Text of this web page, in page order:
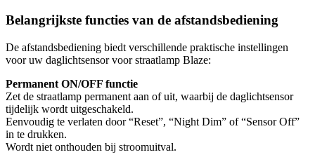
Belangrijkste functies van de afstandsbediening
De afstandsbediening biedt verschillende praktische instellingen
voor uw daglichtsensor voor straatlamp Blaze:
Permanent ON/OFF functie
Zet de straatlamp permanent aan of uit, waarbij de daglichtsensor
tijdelijk wordt uitgeschakeld.
Eenvoudig te verlaten door “Reset”, “Night Dim” of “Sensor Off”
in te drukken.
Wordt niet onthouden bij stroomuitval.